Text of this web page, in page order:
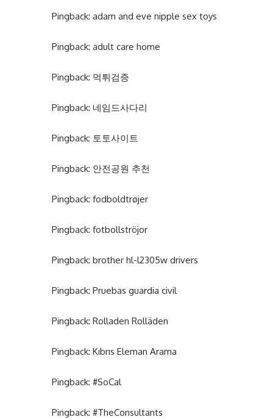
Pingback: adam and eve nipple sex toys
Pingback: adult care home
Pingback: 먹튀검증
Pingback: 네임드사다리
Pingback: 토토사이트
Pingback: 안전공원 추천
Pingback: fodboldtrøjer
Pingback: fotbollströjor
Pingback: brother hl-l2305w drivers
Pingback: Pruebas guardia civil
Pingback: Rolladen Rolläden
Pingback: Kıbrıs Eleman Arama
Pingback: #SoCal
Pingback: #TheConsultants